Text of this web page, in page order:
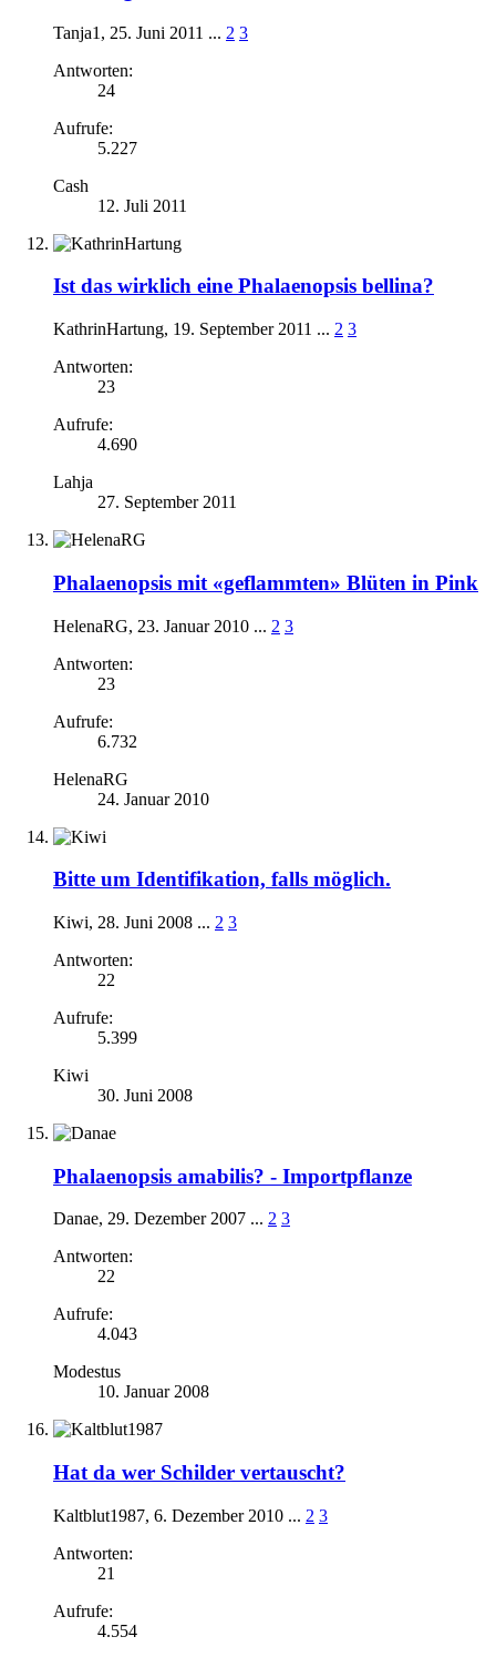
Tanja1 , 25. Juni 2011 ... 2 3
Antworten:
24
Aufrufe:
5.227
Cash
12. Juli 2011
Ist das wirklich eine Phalaenopsis bellina?
KathrinHartung, 19. September 2011 ... 2 3
Antworten:
23
Aufrufe:
4.690
Lahja
27. September 2011
Phalaenopsis mit «geflammten» Blüten in Pink
HelenaRG, 23. Januar 2010 ... 2 3
Antworten:
23
Aufrufe:
6.732
HelenaRG
24. Januar 2010
Bitte um Identifikation, falls möglich.
Kiwi, 28. Juni 2008 ... 2 3
Antworten:
22
Aufrufe:
5.399
Kiwi
30. Juni 2008
Phalaenopsis amabilis? - Importpflanze
Danae, 29. Dezember 2007 ... 2 3
Antworten:
22
Aufrufe:
4.043
Modestus
10. Januar 2008
Hat da wer Schilder vertauscht?
Kaltblut1987, 6. Dezember 2010 ... 2 3
Antworten:
21
Aufrufe:
4.554